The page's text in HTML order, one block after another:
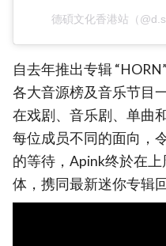
德碩文化香港站（
自去年推出专辑
各大音源榜及音乐节目
在戏剧、音乐剧、单曲
每位成员不同的面向，
的等待，Apink终於在
体，携同最新迷你专辑